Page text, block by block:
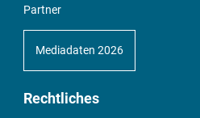
Partner
Mediadaten 2026
Rechtliches